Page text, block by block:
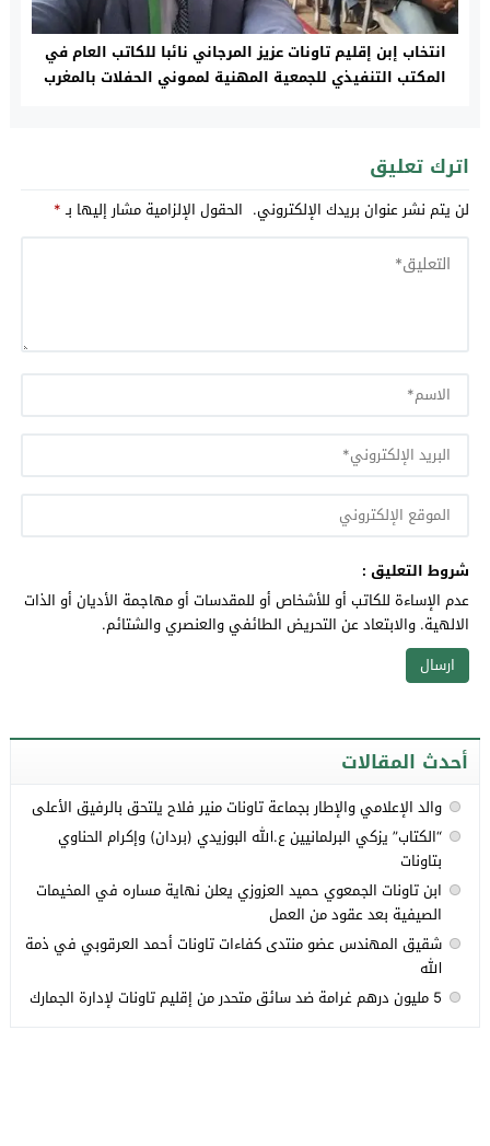
انتخاب إبن إقليم تاونات عزيز المرجاني نائبا للكاتب العام في
المكتب التنفيذي للجمعية المهنية لمموني الحفلات بالمغرب
اترك تعليق
لن يتم نشر عنوان بريدك الإلكتروني. الحقول الإلزامية مشار إليها بـ*
شروط التعليق :
عدم الإساءة للكاتب أو للأشخاص أو للمقدسات أو مهاجمة الأديان أو الذات
الالهية. والابتعاد عن التحريض الطائفي والعنصري والشتائم.
أحدث المقالات
والد الإعلامي والإطار بجماعة تاونات منير فلاح يلتحق بالرفيق الأعلى
“الكتاب” يزكي البرلمانيين ع.الله البوزيدي (بردان) وإكرام الحناوي
بتاونات
ابن تاونات الجمعوي حميد العزوزي يعلن نهاية مساره في المخيمات
الصيفية بعد عقود من العمل
شقيق المهندس عضو منتدى كفاءات تاونات أحمد العرقوبي في ذمة
الله
5 مليون درهم غرامة ضد سائق متحدر من إقليم تاونات لإدارة الجمارك